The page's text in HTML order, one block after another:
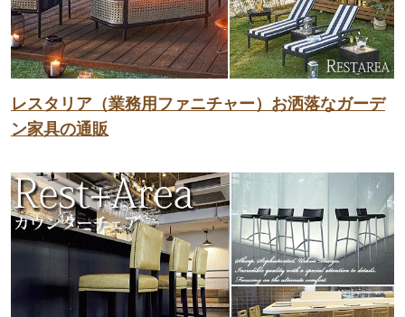
レスタリア（業務用ファニチャー）お洒落なガーデ
ン家具の通販